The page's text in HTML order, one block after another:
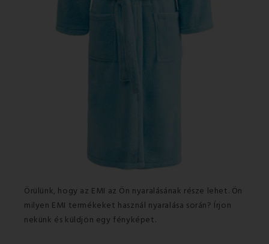
Örülünk, hogy az EMI az Ön nyaralásának része lehet. Ön
milyen EMI termékeket használ nyaralása során? Írjon
nekünk és küldjön egy fényképet.